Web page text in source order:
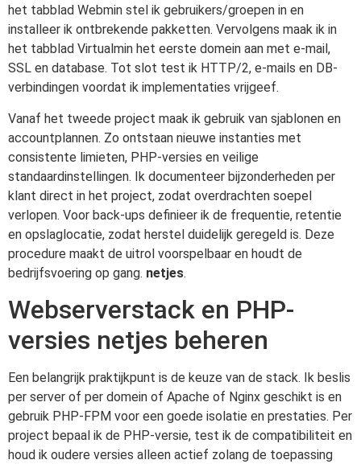
het tabblad Webmin stel ik gebruikers/groepen in en
installeer ik ontbrekende pakketten. Vervolgens maak ik in
het tabblad Virtualmin het eerste domein aan met e-mail,
SSL en database. Tot slot test ik HTTP/2, e-mails en DB-
verbindingen voordat ik implementaties vrijgeef.
Vanaf het tweede project maak ik gebruik van sjablonen en
accountplannen. Zo ontstaan nieuwe instanties met
consistente limieten, PHP-versies en veilige
standaardinstellingen. Ik documenteer bijzonderheden per
klant direct in het project, zodat overdrachten soepel
verlopen. Voor back-ups definieer ik de frequentie, retentie
en opslaglocatie, zodat herstel duidelijk geregeld is. Deze
procedure maakt de uitrol voorspelbaar en houdt de
bedrijfsvoering op gang. netjes.
Webserverstack en PHP-
versies netjes beheren
Een belangrijk praktijkpunt is de keuze van de stack. Ik beslis
per server of per domein of Apache of Nginx geschikt is en
gebruik PHP-FPM voor een goede isolatie en prestaties. Per
project bepaal ik de PHP-versie, test ik de compatibiliteit en
houd ik oudere versies alleen actief zolang de toepassing